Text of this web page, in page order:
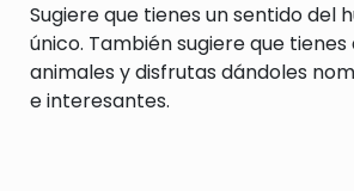
Sugiere que tienes un sentido del
único. También sugiere que
animales y disfrutas dándoles
e interesantes.